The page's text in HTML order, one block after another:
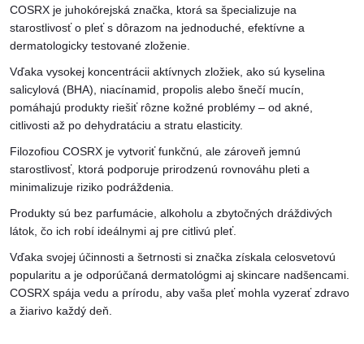
COSRX je juhokórejská značka, ktorá sa špecializuje na
starostlivosť o pleť s dôrazom na jednoduché, efektívne a
dermatologicky testované zloženie.
Vďaka vysokej koncentrácii aktívnych zložiek, ako sú kyselina
salicylová (BHA), niacínamid, propolis alebo šnečí mucín,
pomáhajú produkty riešiť rôzne kožné problémy – od akné,
citlivosti až po dehydratáciu a stratu elasticity.
Filozofiou COSRX je vytvoriť funkčnú, ale zároveň jemnú
starostlivosť, ktorá podporuje prirodzenú rovnováhu pleti a
minimalizuje riziko podráždenia.
Produkty sú bez parfumácie, alkoholu a zbytočných dráždivých
látok, čo ich robí ideálnymi aj pre citlivú pleť.
Vďaka svojej účinnosti a šetrnosti si značka získala celosvetovú
popularitu a je odporúčaná dermatológmi aj skincare nadšencami.
COSRX spája vedu a prírodu, aby vaša pleť mohla vyzerať zdravo
a žiarivo každý deň.